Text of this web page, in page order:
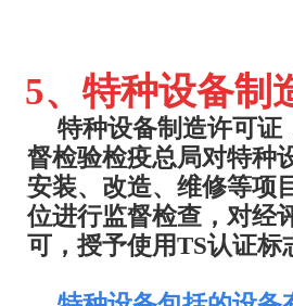
5、 特种设备制
特种设备制造许可证
督检验检疫总局对特种
安装、改造、维修等项
位进行监督检查，对经
可，授予使用TS认证标